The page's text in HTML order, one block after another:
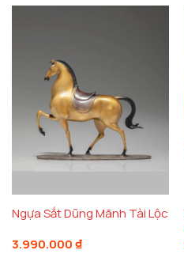
Ngựa Sắt Dũng Mãnh Tài Lộc
3.990.000 ₫